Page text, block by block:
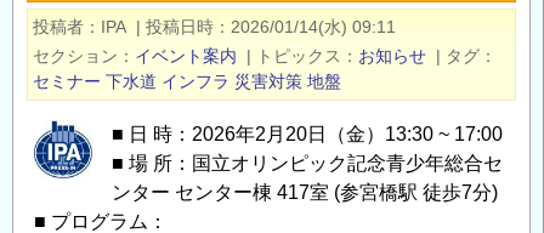
投稿者 IPA | 投稿日時
2026/01/14(水) 09:11
セクション
イベント案内 | トピックス お知らせ | タグ
セミナー 下水道 インフラ 災害対策 地盤
■ 日 時：2026年2月20日（金）13:30 ~ 17:00
■ 場 所：国立オリンピック記念青少年総合セ
ンター センター棟 417室 (参宮橋駅 徒歩7分)
■ プログラム：